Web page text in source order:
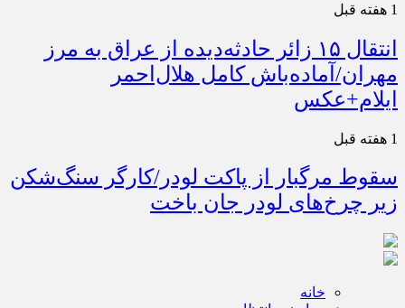
1 هفته قبل
انتقال ۱۵ زائر حادثه‌دیده از عراق به مرز
مهران/آماده‌باش کامل هلال‌احمر
ایلام+عکس
1 هفته قبل
سقوط مرگبار از پاکت لودر/کارگر سنگ‌شکن
زیر چرخ‌های لودر جان باخت
خانه